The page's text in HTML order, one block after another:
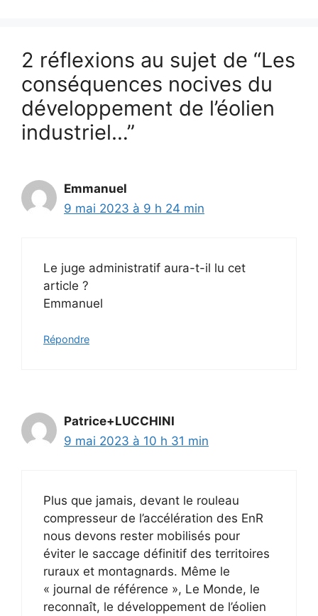
2 réflexions au sujet de “Les
conséquences nocives du
développement de l’éolien
industriel…”
Emmanuel
9 mai 2023 à 9 h 24 min
Le juge administratif aura-t-il lu cet
article ?
Emmanuel
Répondre
Patrice+LUCCHINI
9 mai 2023 à 10 h 31 min
Plus que jamais, devant le rouleau
compresseur de l’accélération des EnR
nous devons rester mobilisés pour
éviter le saccage définitif des territoires
ruraux et montagnards. Même le
« journal de référence », Le Monde, le
reconnaît, le développement de l’éolien